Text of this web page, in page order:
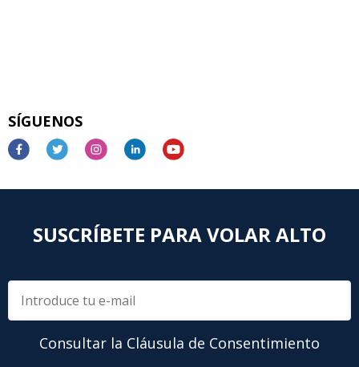
SÍGUENOS
SUSCRÍBETE PARA VOLAR ALTO
Consultar la Cláusula de Consentimiento